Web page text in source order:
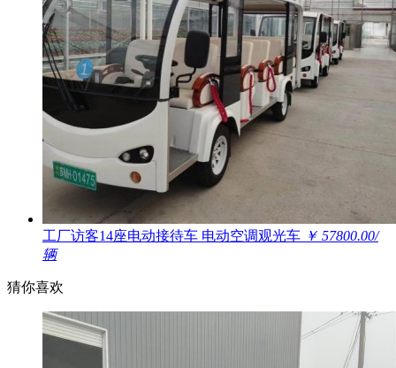
工厂访客14座电动接待车 电动空调观光车 ￥ 57800.00/
辆
猜你喜欢